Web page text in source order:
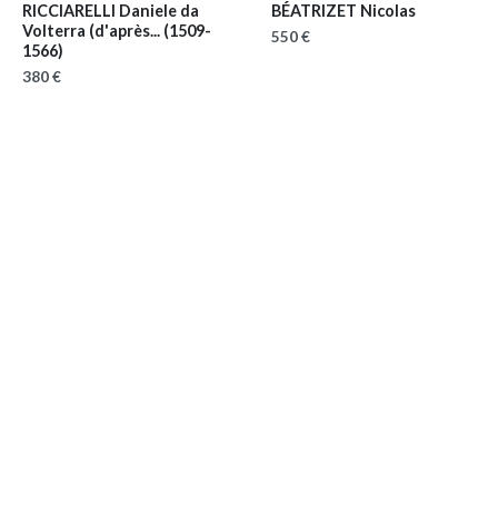
RICCIARELLI Daniele da
Volterra (d'après... (1509-
1566)
380 €
BÉATRIZET Nicolas
550 €